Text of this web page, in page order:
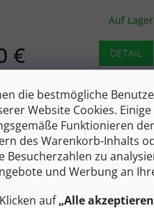
die bestmögliche
Website Cookies.
Funktionieren
des Warenkorb-Inhalts
Besucherzahlen zu
und Werbung an
auf„Alle
Auf Lager
€ DETAIL
Absatz und PFC-freier GORE-
Das
System sorgt
in schwierigem Gelände.
44 44 2/3 46 2/3 47 1/3